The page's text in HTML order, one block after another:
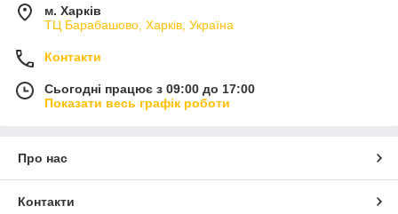
м. Харків
ТЦ Барабашово, Харків, Україна
Контакти
Сьогодні працює з 09:00 до 17:00
Показати весь графік роботи
Про нас
Контакти